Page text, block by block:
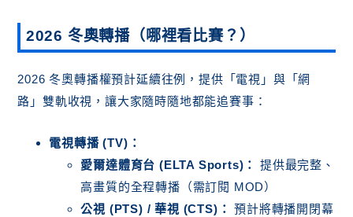
2026 冬奧轉播（哪裡看比賽？）
2026 冬奧轉播權預計延續往例，提供「電視」與「網
路」雙軌收視，讓大家隨時隨地都能追賽事：
電視轉播 (TV)：
愛爾達體育台 (ELTA Sports)：
提供最完整、
高畫質的全程轉播（需訂閱 MOD）
公視 (PTS) / 華視 (CTS)： 預計將轉播開閉幕